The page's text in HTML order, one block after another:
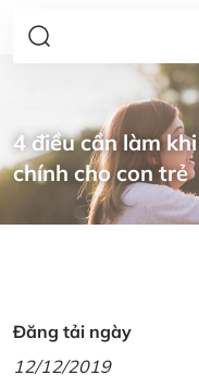
4 điều cần làm
chính cho con trẻ
Đăng tải ngày
12/12/2019